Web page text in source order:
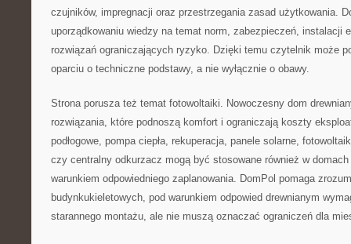
czujników, impregnacji oraz przestrzegania zasad użytkowania.
uporządkowaniu wiedzy na temat norm, zabezpieczeń, instalacji
rozwiązań ograniczających ryzyko. Dzięki temu czytelnik może
oparciu o techniczne podstawy, a nie wyłącznie o obawy.
Strona porusza też temat fotowoltaiki. Nowoczesny dom
rozwiązania, które podnoszą komfort i ograniczają koszty
podłogowe, pompa ciepła, rekuperacja, panele solarne,
czy centralny odkurzacz mogą być stosowane również w
warunkiem odpowiedniego zaplanowania. DomPol pomaga
budynkukieletowych, pod warunkiem odpowied drewnianym
starannego montażu, ale nie muszą oznaczać ograniczeń dla